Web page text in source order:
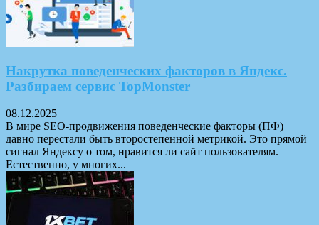
Накрутка поведенческих факторов в Яндекс.
Разбираем сервис TopMonster
08.12.2025
В мире SEO-продвижения поведенческие факторы (ПФ)
давно перестали быть второстепенной метрикой. Это прямой
сигнал Яндексу о том, нравится ли сайт пользователям.
Естественно, у многих...